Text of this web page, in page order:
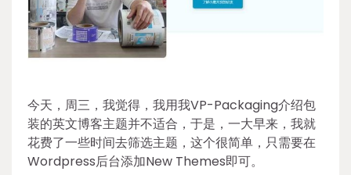
今天，周三，我觉得，我用我VP-Packaging介绍包
装的英文博客主题并不适合，于是，一大早来，我就
花费了一些时间去筛选主题，这个很简单，只需要在
Wordpress后台添加New Themes即可。